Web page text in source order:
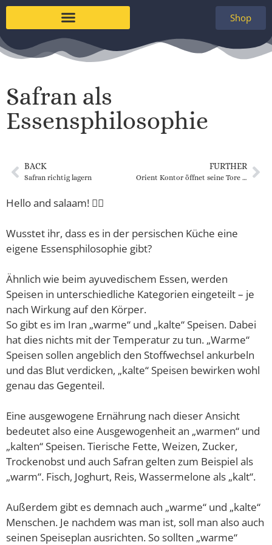
Shop
Safran als
Essensphilosophie
BACK
Safran richtig lagern
FURTHER
Orient Kontor öffnet seine Tore weiter!
Hello and salaam! 🙋‍♀️
Wusstet ihr, dass es in der persischen Küche eine
eigene Essensphilosophie gibt?
Ähnlich wie beim ayuvedischem Essen, werden
Speisen in unterschiedliche Kategorien eingeteilt – je
nach Wirkung auf den Körper.
So gibt es im Iran „warme“ und „kalte“ Speisen. Dabei
hat dies nichts mit der Temperatur zu tun. „Warme“
Speisen sollen angeblich den Stoffwechsel ankurbeln
und das Blut verdicken, „kalte“ Speisen bewirken wohl
genau das Gegenteil.
Eine ausgewogene Ernährung nach dieser Ansicht
bedeutet also eine Ausgewogenheit an „warmen“ und
„kalten“ Speisen. Tierische Fette, Weizen, Zucker,
Trockenobst und auch Safran gelten zum Beispiel als
„warm“. Fisch, Joghurt, Reis, Wassermelone als „kalt“.
Außerdem gibt es demnach auch „warme“ und „kalte“
Menschen. Je nachdem was man ist, soll man also auch
seinen Speiseplan ausrichten. So sollten „warme“